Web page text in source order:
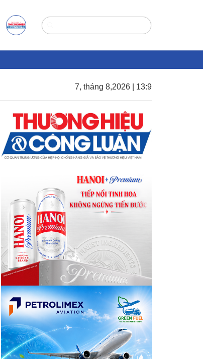
7, tháng 8,2026 | 13:9